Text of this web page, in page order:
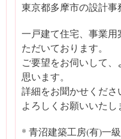
東京都多摩市の設計事
一戸建て住宅、事業
ただいております。
ご要望をお伺いして
思います。
詳細をお聞かせくださ
よろしくお願いいたし
* 青沼建築工房(有)